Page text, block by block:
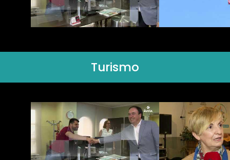
Turismo